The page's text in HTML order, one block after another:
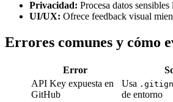
Privacidad: Procesa datos
UI/UX: Ofrece feedback visual
Errores comunes y cómo
Error
API Key expuesta en
GitHub
Usa
de entorno